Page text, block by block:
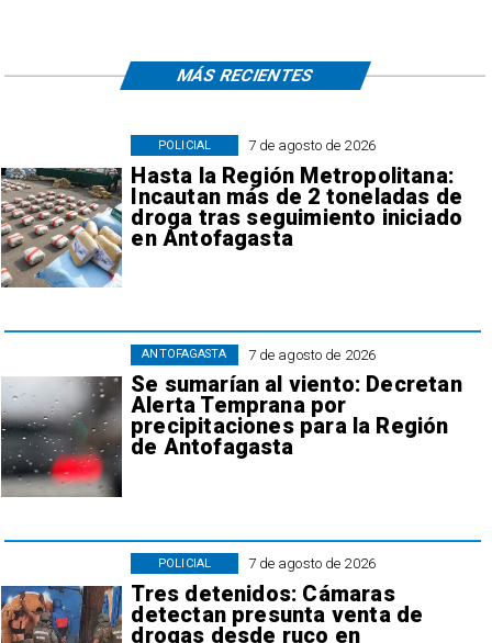
7 de agosto de 2026
Hasta la Región Metropolitana:
Incautan más de 2 toneladas de
droga tras seguimiento iniciado
en Antofagasta
POLICIAL
7 de agosto de 2026
Se sumarían al viento: Decretan
Alerta Temprana por
precipitaciones para la Región
de Antofagasta
ANTOFAGASTA
7 de agosto de 2026
Tres detenidos: Cámaras
detectan presunta venta de
drogas desde ruco en
POLICIAL
MÁS RECIENTES